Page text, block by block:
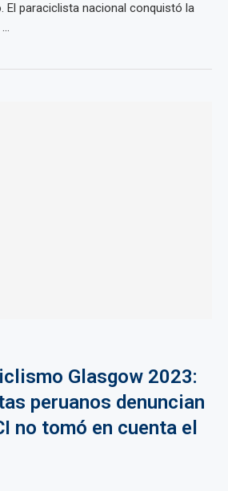
El paraciclista nacional conquistó la
Glasgow 2023:
peruanos denuncian
no tomó en cuenta el